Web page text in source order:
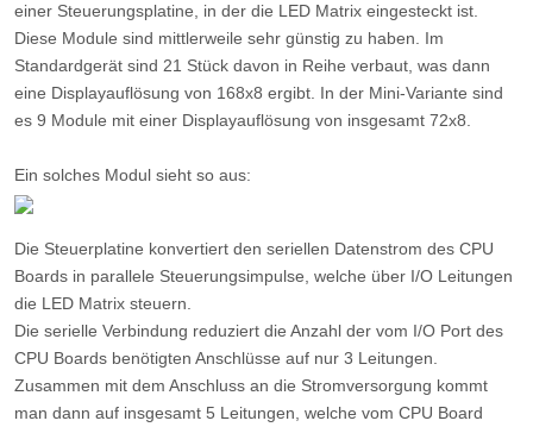
einer Steuerungsplatine, in der die LED Matrix eingesteckt ist.
Diese Module sind mittlerweile sehr günstig zu haben. Im
Standardgerät sind 21 Stück davon in Reihe verbaut, was dann
eine Displayauflösung von 168x8 ergibt. In der Mini-Variante sind
es 9 Module mit einer Displayauflösung von insgesamt 72x8.
Ein solches Modul sieht so aus:
Die Steuerplatine konvertiert den seriellen Datenstrom des CPU
Boards in parallele Steuerungsimpulse, welche über I/O Leitungen
die LED Matrix steuern.
Die serielle Verbindung reduziert die Anzahl der vom I/O Port des
CPU Boards benötigten Anschlüsse auf nur 3 Leitungen.
Zusammen mit dem Anschluss an die Stromversorgung kommt
man dann auf insgesamt 5 Leitungen, welche vom CPU Board